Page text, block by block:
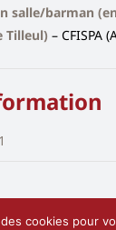
salle/barman
Tilleul) – CFISPA
cookies pour